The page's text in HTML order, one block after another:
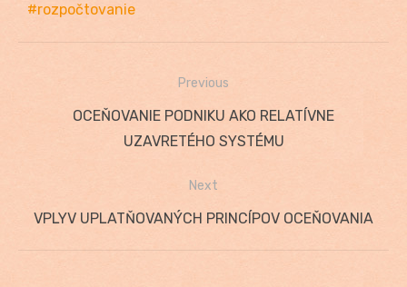
rozpočtovanie
Navigácia
Previous
PreviousOCEŇOVANIE PODNIKU AKO RELATÍVNE
UZAVRETÉHO SYSTÉMU
Next
Next
VPLYV UPLATŇOVANÝCH PRINCÍPOV OCEŇOVANIA